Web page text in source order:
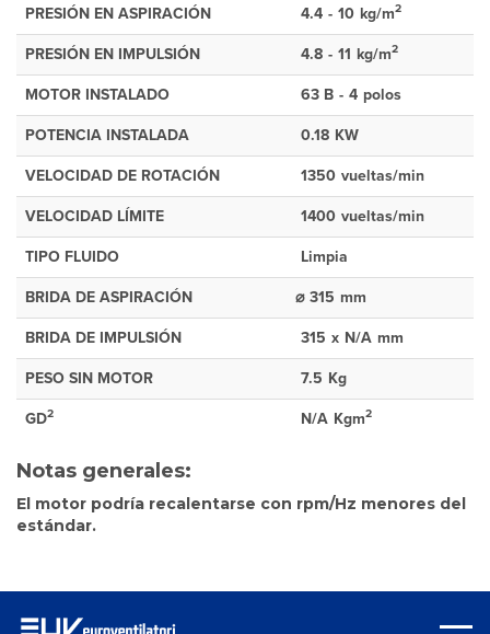
PRESIÓN EN ASPIRACIÓN 4.4 - 10 kg/m2
PRESIÓN EN IMPULSIÓN 4.8 - 11 kg/m2
MOTOR INSTALADO 63 B - 4 polos
POTENCIA INSTALADA 0.18 KW
VELOCIDAD DE ROTACIÓN 1350 vueltas/min
VELOCIDAD LÍMITE 1400 vueltas/min
TIPO FLUIDO Limpia
BRIDA DE ASPIRACIÓN ⌀ 315 mm
BRIDA DE IMPULSIÓN 315 x N/A mm
PESO SIN MOTOR 7.5 Kg
GD2 N/A Kgm2
Notas generales:
El motor podría recalentarse con rpm/Hz menores del
estándar.